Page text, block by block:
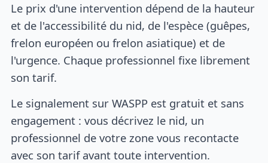
Le prix d'une intervention dépend de la hauteur
et de l'accessibilité du nid, de l'espèce (guêpes,
frelon européen ou frelon asiatique) et de
l'urgence. Chaque professionnel fixe librement
son tarif.
Le signalement sur WASPP est gratuit et sans
engagement : vous décrivez le nid, un
professionnel de votre zone vous recontacte
avec son tarif avant toute intervention.